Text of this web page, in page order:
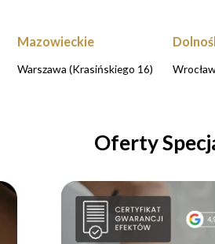
Mazowieckie
Warszawa (Krasińskiego 16)
Oferty